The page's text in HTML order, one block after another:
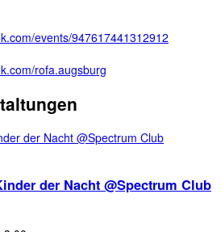
events/947617441312912
rofa.augsburg
der Nacht @Spectrum Club